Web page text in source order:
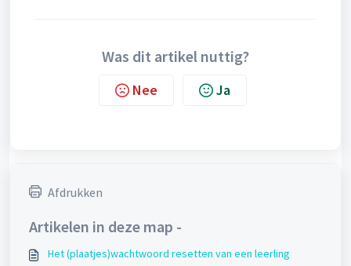
Was dit artikel nuttig?
Nee Ja
Afdrukken
Artikelen in deze map -
Het (plaatjes)wachtwoord resetten van een leerling